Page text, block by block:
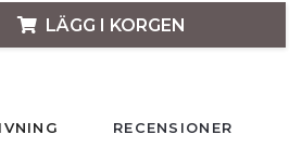
LÄGG I KORGEN
RECENSIONER